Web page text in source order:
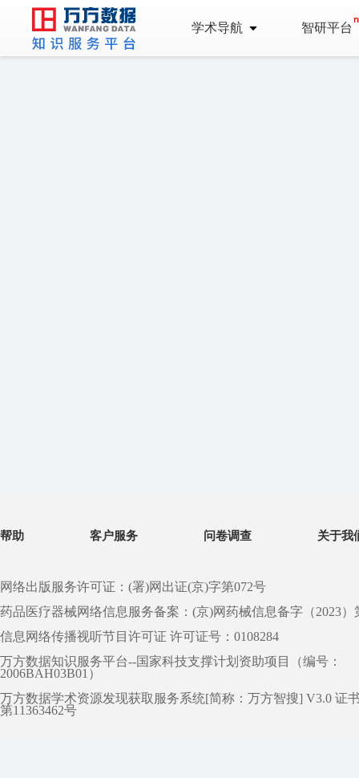
学术导航 智研平台
帮助 客户服务 问卷调查 关于我
网络出版服务许可证：(署)网出证(京)字第072号
药品医疗器械网络信息服务备案：(京)网药械信息备字（2023）
信息网络传播视听节目许可证 许可证号：0108284
万方数据知识服务平台--国家科技支撑计划资助项目（编号：
2006BAH03B01）
万方数据学术资源发现获取服务系统[简称：万方智搜] V3.0 证
第11363462号